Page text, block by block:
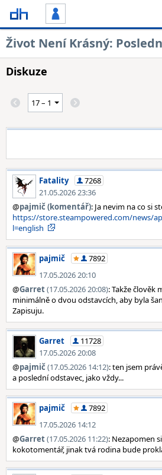
Život Není Krásný:
Diskuze
Fatality
7268
21.05.2026 23:36
@pajmič (komentář): Ja nevim na co si
https://store.steampowered.com/news/
l=english
pajmič
7892
17.05.2026 20:10
@Garret(17.05.2026 20:08): Takže člověk
minimálně o dvou odstavcích, aby byla
Zapisuju.
Garret
11728
17.05.2026 20:08
@pajmič(17.05.2026 14:12): ten jsem
a poslední odstavec, jako vždy...
pajmič
7892
17.05.2026 14:12
@Garret(17.05.2026 11:22): Nezapomen
kokotomentář, jinak tvá rodina bude